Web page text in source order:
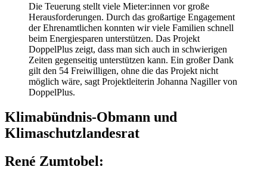
Die Teuerung stellt viele Mieter:innen vor große
Herausforderungen. Durch das großartige Engagement
der Ehrenamtlichen konnten wir viele Familien schnell
beim Energiesparen unterstützen. Das Projekt
DoppelPlus zeigt, dass man sich auch in schwierigen
Zeiten gegenseitig unterstützen kann. Ein großer Dank
gilt den 54 Freiwilligen, ohne die das Projekt nicht
möglich wäre, sagt Projektleiterin Johanna Nagiller von
DoppelPlus.
Klimabündnis-Obmann und
Klimaschutzlandesrat
René Zumtobel: